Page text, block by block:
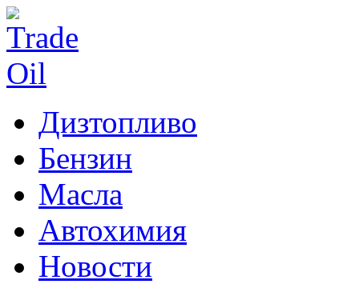
Дизтопливо
Бензин
Масла
Автохимия
Новости